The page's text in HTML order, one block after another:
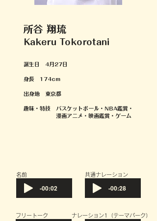
所谷 翔琉
Kakeru Tokorotani
誕生日 4月27日
身長 174cm
出身地 東京都
趣味・特技 バスケットボール・NBA鑑賞・
漫画アニメ・映画鑑賞・ゲーム
​名前
-00:02
共通ナレーション
-00:28
フリートーク ​ナレーション1（テーマパーク）